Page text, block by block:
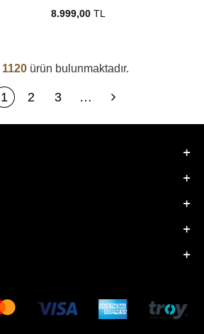
8.999,00 TL
1120ürün bulunmaktadır.
1 2 3 …